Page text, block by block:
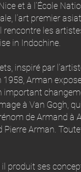
et à l’École
l’art premier
les
in Indochine.
inspiré par
Arman
important
à Van Gogh,
de Armand à
Arman.
produit ses